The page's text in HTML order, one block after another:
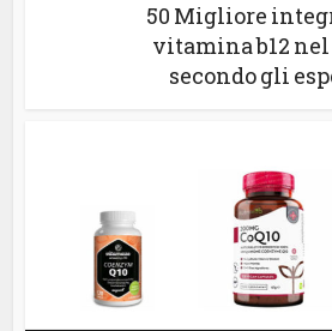
50 Migliore
vitamina b12 nel
secondo gli